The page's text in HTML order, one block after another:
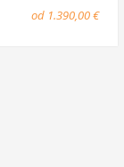
od 1.390,00 €